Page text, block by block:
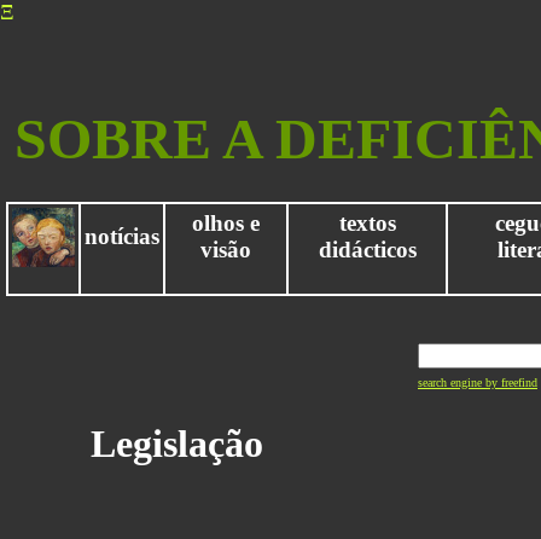
Ξ
SOBRE A
notícias
olhos e
visão
textos
didácticos
search engine by freefind
Legislação